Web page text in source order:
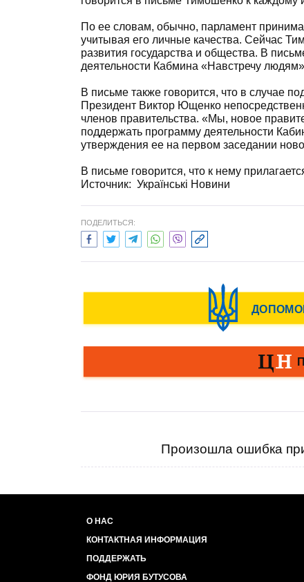
По ее словам, обычно, парламент
учитывая его личные качества. Сейчас
развития государства и общества. В
деятельности Кабмина «Навстречу
В письме также говорится, что в случае
Президент Виктор Ющенко
членов правительства. «Мы, новое
поддержать программу деятельности
утверждения ее на первом заседании
В письме говорится, что к нему
Источник: Українські Новини
ПОДЕЛИТЬСЯ:
Произошла ошибка
О НАС
КОНТАКТНАЯ ИНФОРМАЦИЯ
ПОДДЕРЖАТЬ
ФОНД ЮРИЯ БУТУСОВА